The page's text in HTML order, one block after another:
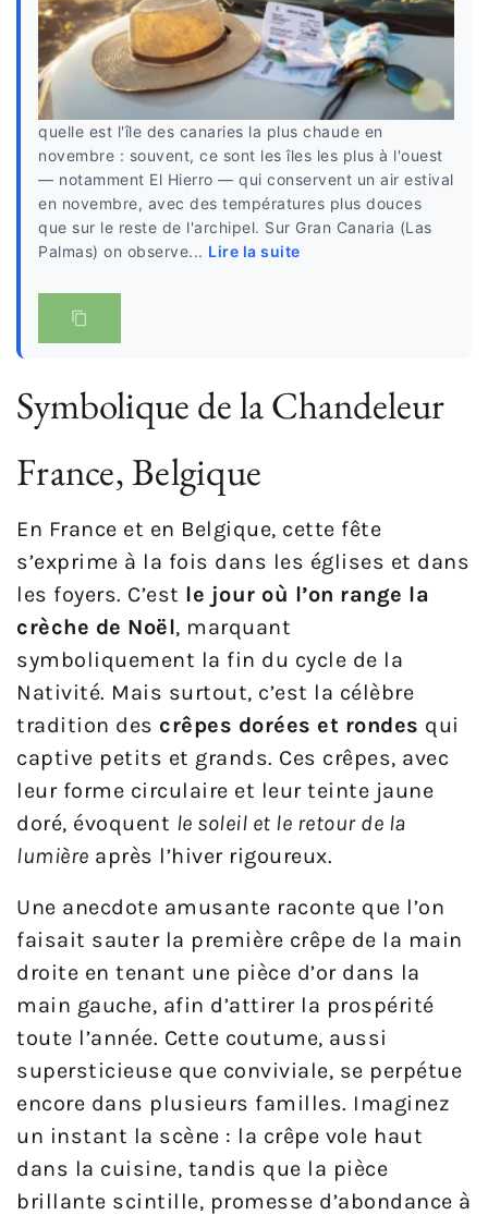
quelle est l'île des canaries la plus chaude en
novembre : souvent, ce sont les îles les plus à l'ouest
— notamment El Hierro — qui conservent un air estival
en novembre, avec des températures plus douces
que sur le reste de l'archipel. Sur Gran Canaria (Las
Palmas) on observe... Lire la suite
Symbolique de la Chandeleur
France, Belgique
En France et en Belgique, cette fête
s’exprime à la fois dans les églises et dans
les foyers. C’est le jour où l’on range la
crèche de Noël, marquant
symboliquement la fin du cycle de la
Nativité. Mais surtout, c’est la célèbre
tradition des crêpes dorées et rondes qui
captive petits et grands. Ces crêpes, avec
leur forme circulaire et leur teinte jaune
doré, évoquent le soleil et le retour de la
lumière après l’hiver rigoureux.
Une anecdote amusante raconte que l’on
faisait sauter la première crêpe de la main
droite en tenant une pièce d’or dans la
main gauche, afin d’attirer la prospérité
toute l’année. Cette coutume, aussi
supersticieuse que conviviale, se perpétue
encore dans plusieurs familles. Imaginez
un instant la scène : la crêpe vole haut
dans la cuisine, tandis que la pièce
brillante scintille, promesse d’abondance à